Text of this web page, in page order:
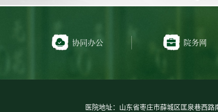
协同办公 院务网
医院地址：山东省枣庄市薛城区匡泉巷西路